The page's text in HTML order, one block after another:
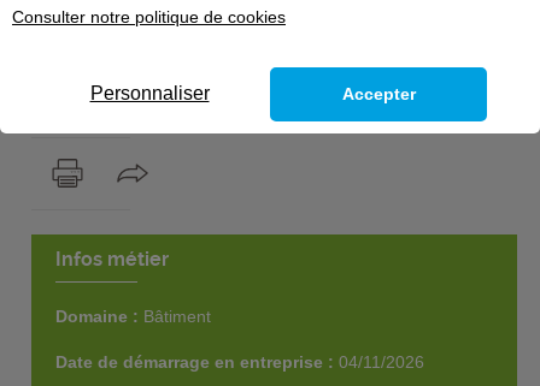
OccitaniePubliée le 04/06/2026
Infos métier
Domaine : Bâtiment
Date de démarrage en entreprise : 04/11/2026
Consulter notre politique de cookies
Personnaliser Accepter